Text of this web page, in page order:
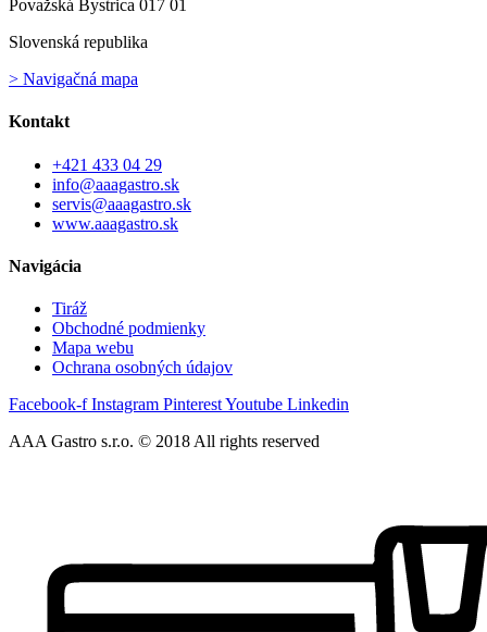
Považská Bystrica 017 01
Slovenská republika
> Navigačná mapa
Kontakt
+421 433 04 29
info@aaagastro.sk
servis@aaagastro.sk
www.aaagastro.sk
Navigácia
Tiráž
Obchodné podmienky
Mapa webu
Ochrana osobných údajov
Facebook-f Instagram PinterestYoutube Linkedin
AAA Gastro s.r.o. © 2018 All rights reserved​